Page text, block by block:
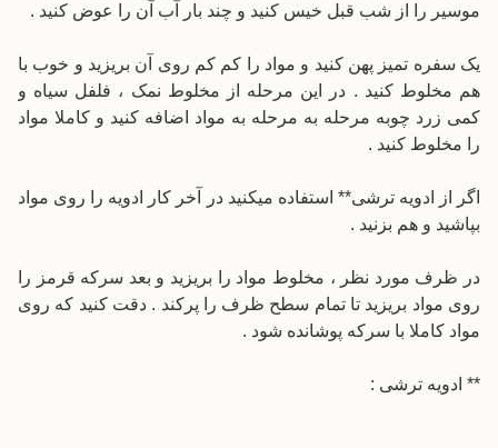
موسیر را از شب قبل خیس کنید و چند بار آب آن را عوض کنید .
یک سفره تمیز پهن کنید و مواد را کم کم روی آن بریزید و خوب با
هم مخلوط کنید . در این مرحله از مخلوط نمک ، فلفل سیاه و
کمی زرد چوبه مرحله به مرحله به مواد اضافه کنید و کاملا مواد
را مخلوط کنید .
اگر از ادویه ترشی** استفاده میکنید در آخر کار ادویه را روی مواد
بپاشید و هم بزنید .
در ظرف مورد نظر ، مخلوط مواد را بریزید و بعد سرکه قرمز را
روی مواد بریزید تا تمام سطح ظرف را پرکند . دقت کنید که روی
مواد کاملا با سرکه پوشانده شود .
** ادویه ترشی :